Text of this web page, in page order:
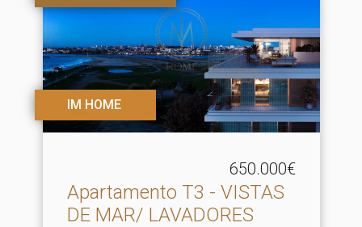
IM HOME
650.000€
Apartamento T3 - VISTAS
DE MAR/ LAVADORES